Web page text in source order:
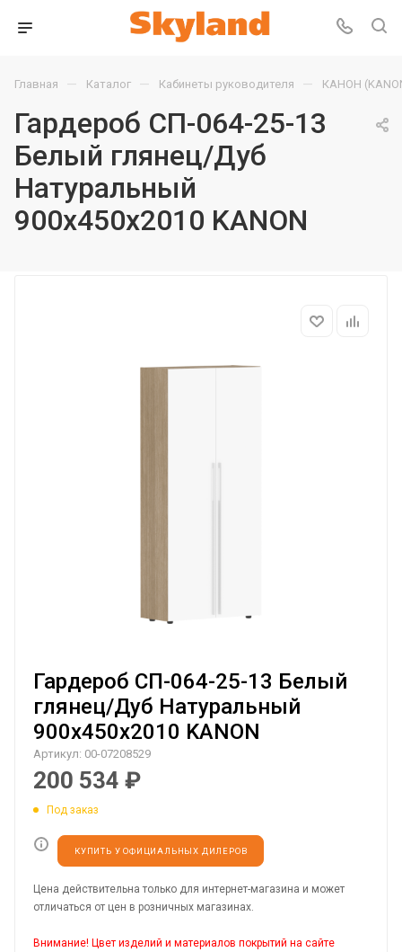
Главная — Каталог — Кабинеты руководителя — КАНОН
Гардероб СП-064-25-13
Белый глянец/Дуб
Натуральный
900х450х2010 KANON
Гардероб СП-064-25-13 Белый
глянец/Дуб Натуральный
900х450х2010 KANON
Артикул: 00-07208529
200 534 ₽
Под заказ
КУПИТЬ У ОФИЦИАЛЬНЫХ ДИЛЕРОВ
Цена действительна только для интернет-магазина и может
отличаться от цен в розничных магазинах.
Внимание! Цвет изделий и материалов покрытий на сайте